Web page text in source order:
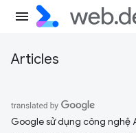
Articles
Google sử dụng công nghệ